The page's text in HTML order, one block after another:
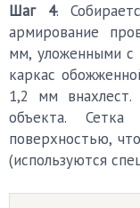
Шаг 4.
армирование
мм, уложенными с
каркас
1,2 мм внахлест.
объекта.
поверхностью,
(используются